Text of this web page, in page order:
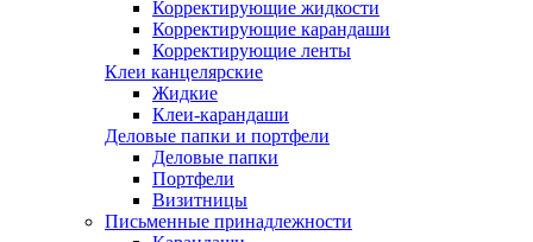
Корректирующие жидкости
Корректирующие карандаши
Корректирующие ленты
Клеи канцелярские
Жидкие
Клеи-карандаши
Деловые папки и портфели
Деловые папки
Портфели
Визитницы
Письменные принадлежности